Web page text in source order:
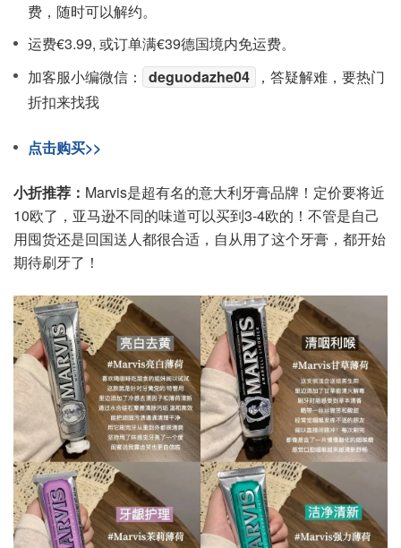
费，随时可以解约。
运费€3.99, 或订单满€39德国境内免运费。
加客服小编微信：
deguodazhe04
，答疑解难，要热门
折扣来找我
点击购买>>
小折推荐： Marvis是超有名的意大利牙膏品牌！定价要将近
10欧了，亚马逊不同的味道可以买到3-4欧的！不管是自己
用囤货还是回国送人都很合适，自从用了这个牙膏，都开始
期待刷牙了！